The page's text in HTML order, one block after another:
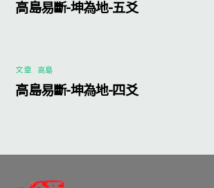
高島易斷-坤為地-五爻
文章 高島
高島易斷-坤為地-四爻